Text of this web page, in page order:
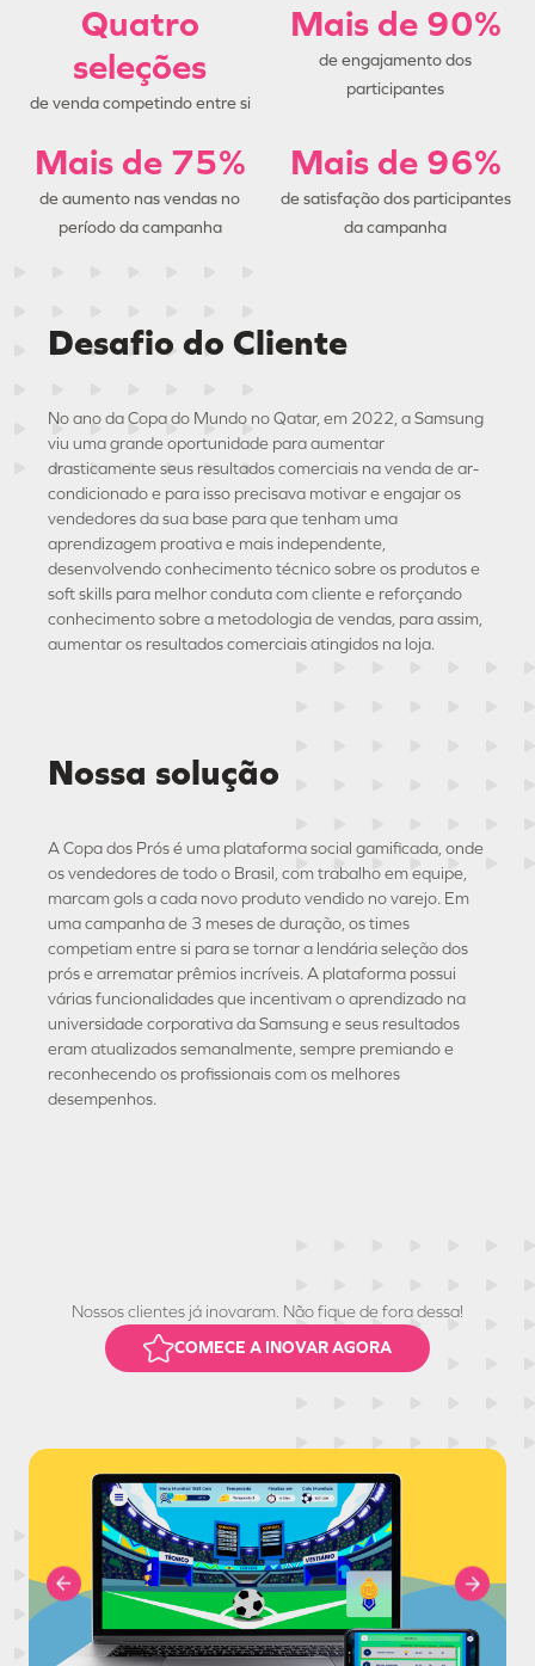
Quatro
seleções
de venda competindo entre si
Mais de 90%
de engajamento dos
participantes
Mais de 75%
de aumento nas vendas no
período da campanha
Mais de 96%
de satisfação dos participantes
da campanha
Desafio do Cliente
No ano da Copa do Mundo no Qatar, em 2022, a Samsung
viu uma grande oportunidade para aumentar
drasticamente seus resultados comerciais na venda de ar-
condicionado e para isso precisava motivar e engajar os
vendedores da sua base para que tenham uma
aprendizagem proativa e mais independente,
desenvolvendo conhecimento técnico sobre os produtos e
soft skills para melhor conduta com cliente e reforçando
conhecimento sobre a metodologia de vendas, para assim,
aumentar os resultados comerciais atingidos na loja.
Nossa solução
A Copa dos Prós é uma plataforma social gamificada, onde
os vendedores de todo o Brasil, com trabalho em equipe,
marcam gols a cada novo produto vendido no varejo. Em
uma campanha de 3 meses de duração, os times
competiam entre si para se tornar a lendária seleção dos
prós e arrematar prêmios incríveis. A plataforma possui
várias funcionalidades que incentivam o aprendizado na
universidade corporativa da Samsung e seus resultados
eram atualizados semanalmente, sempre premiando e
reconhecendo os profissionais com os melhores
desempenhos.
Nossos clientes já inovaram. Não fique de fora dessa!
COMECE A INOVAR AGORA